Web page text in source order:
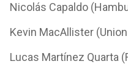
Nicolás Capaldo
Kevin MacAllister
Lucas Martínez Quarta